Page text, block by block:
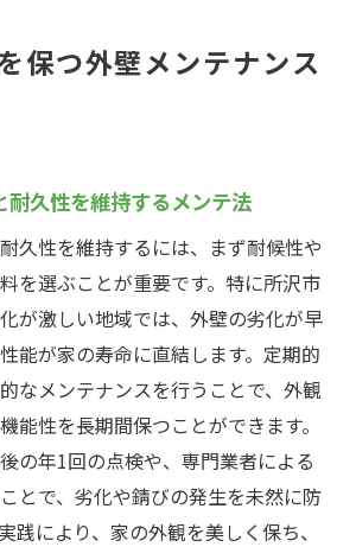
保つ外壁メンテナンス
耐久性を維持するメンテ法
久性を維持するには、まず耐候性や
を選ぶことが重要です。特に所沢市
が激しい地域では、外壁の劣化が早
能が家の寿命に直結します。定期的
なメンテナンスを行うことで、外観
能性を長期間保つことができます。
の年1回の点検や、専門業者による
とで、劣化や錆びの発生を未然に防
践により、家の外観を美しく保ち、